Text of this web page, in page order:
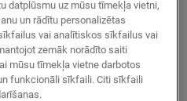
grīdu gatavu? Vai jums vēl
Tas nekas! Jums
Step izplatītājs.
datplūsmu uz mūsu tīmekļa vietni,
un rādītu personalizētas
vai analītiskos sīkfailus vai
zemāk norādīto saiti
mūsu tīmekļa vietne darbotos
funkcionāli sīkfaili. Citi sīkfaili